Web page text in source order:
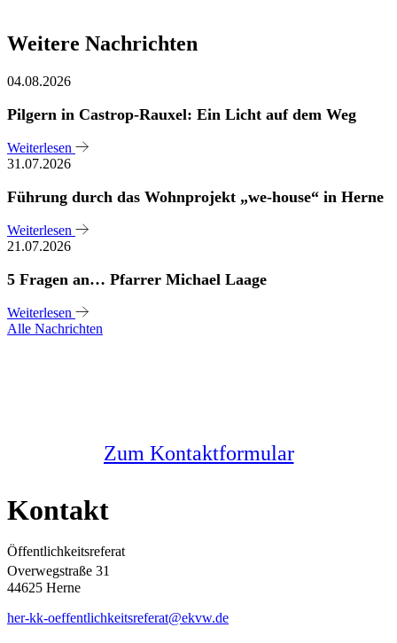
Weitere Nachrichten
04.08.2026
Pilgern in Castrop-Rauxel: Ein Licht auf dem Weg
Weiterlesen
31.07.2026
Führung durch das Wohnprojekt „we-house“ in Herne
Weiterlesen
21.07.2026
5 Fragen an… Pfarrer Michael Laage
Weiterlesen
Alle Nachrichten
Zum Kontaktformular
Kontakt
Öffentlichkeitsreferat
Overwegstraße 31
44625 Herne
her-kk-oeffentlichkeitsreferat@ekvw.de